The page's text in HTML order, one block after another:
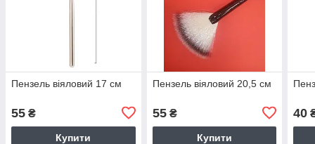
Пензель віяловий 17 см
55 ₴
Купити
Пензель віяловий 20,5 см
55₴
Купити
40